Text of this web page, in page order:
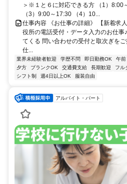
＞※１と６に対応できる方 （1）8:00
（3）9:00～17:30 （4）10...
仕事内容 《お仕事の詳細》 【新着求
役所の電話受付・データ入力のお仕事
てくる 問い合わせの受付と取次ぎを
仕...
業界未経験者歓迎 学歴不問 即日勤務OK 午前
夕方
ブランクOK 交通費支給 長期歓迎 フル
シフト制
週4日以上OK 服装自由
アルバイト・パート